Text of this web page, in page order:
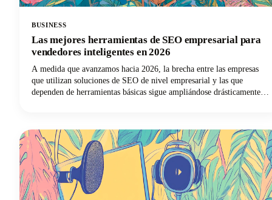
BUSINESS
Las mejores herramientas de SEO empresarial para
vendedores inteligentes en 2026
A medida que avanzamos hacia 2026, la brecha entre las empresas
que utilizan soluciones de SEO de nivel empresarial y las que
dependen de herramientas básicas sigue ampliándose drásticamente.